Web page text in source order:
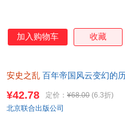
加入购物车 收藏
安史之乱 百年帝国风云变幻的
取
¥42.78 定价： ¥68.00 (6.3折)
北京联合出版公司